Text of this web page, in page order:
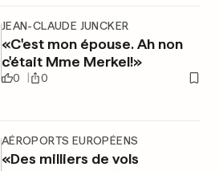
JEAN-CLAUDE JUNCKER
«C'est mon épouse. Ah non
c'était Mme Merkel!»
0 0
AÉROPORTS EUROPÉENS
«Des milliers de vols